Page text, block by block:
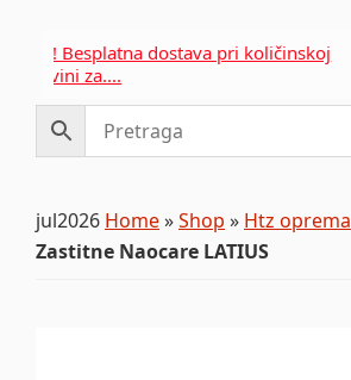
Besplatna dostava pri količinskoj
za....
jul2026 Home»Shop » Htz oprema
Zastitne Naocare LATIUS